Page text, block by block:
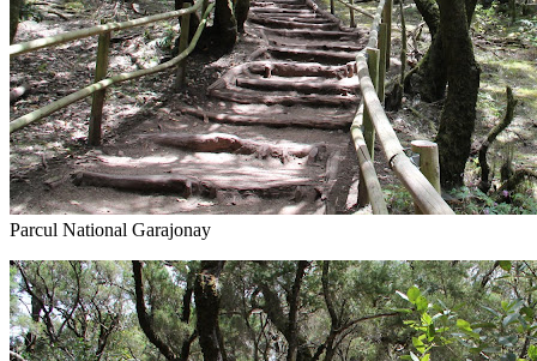
Parcul National Garajonay